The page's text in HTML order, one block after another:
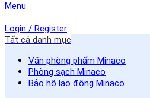
Menu
Login / Register
Tất cả danh mục
Văn phòng phẩm Minaco
Phòng sạch Minaco
Bảo hộ lao động Minaco